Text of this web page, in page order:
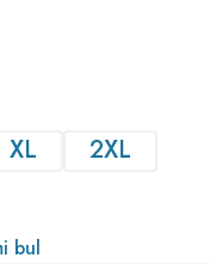
XL
2XL
bul